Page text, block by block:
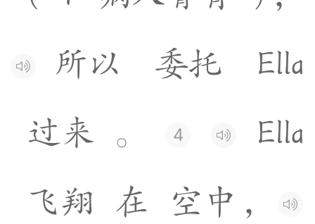
所以 委托 Ella
过来 。 4 Ella
飞翔 在 空 中 ，